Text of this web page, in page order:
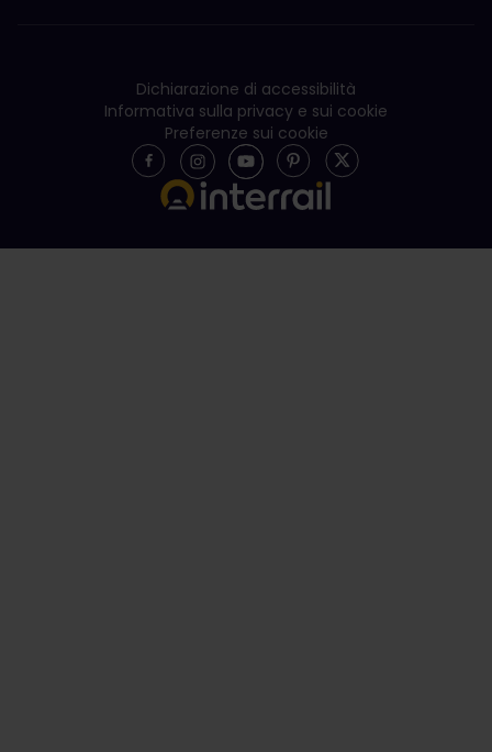
Dichiarazione di accessibilità
Informativa sulla privacy e sui cookie
Preferenze sui cookie